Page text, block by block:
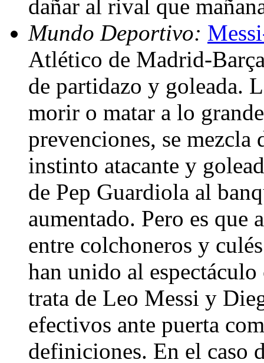
dañar al rival que
Mundo Deportivo:
Atlético de Madrid-
de partidazo y goleada.
morir o matar a lo
prevenciones, se
instinto atacante y
de Pep Guardiola al
aumentado. Pero es que
entre colchoneros y
han unido al
trata de Leo Messi y
efectivos ante puerta
definiciones. En el caso